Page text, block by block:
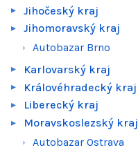
Jihočeský kraj
Jihomoravský kraj
Autobazar Brno
Karlovarský kraj
Královéhradecký kraj
Liberecký kraj
Moravskoslezský kraj
Autobazar Ostrava